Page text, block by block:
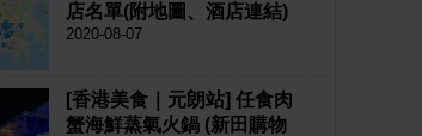
店名單(附地圖、酒店連結)
2020-08-07
[香港美食｜元朗站] 任食肉
蟹海鮮蒸氣火鍋 (新田購物